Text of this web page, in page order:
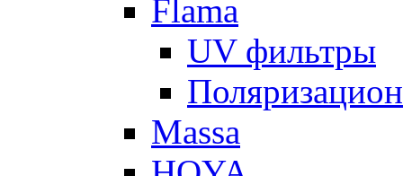
Flama
UV фильтры
Massa